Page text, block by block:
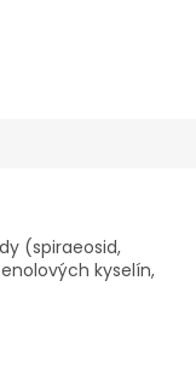
(spiraeosid,
kyselín,